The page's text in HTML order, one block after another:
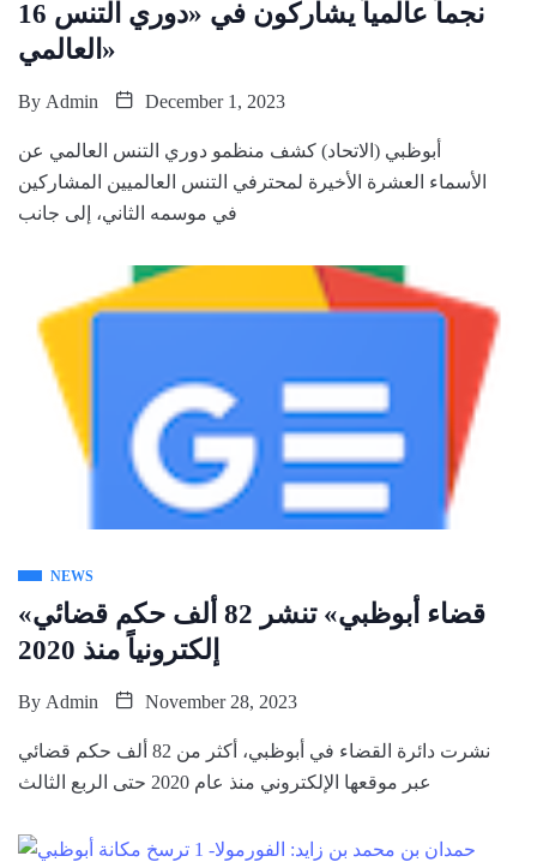
16 نجماً عالمياً يشاركون في «دوري التنس
العالمي»
By Admin December 1, 2023
أبوظبي (الاتحاد) كشف منظمو دوري التنس العالمي عن
الأسماء العشرة الأخيرة لمحترفي التنس العالميين المشاركين
في موسمه الثاني، إلى جانب
NEWS
«قضاء أبوظبي» تنشر 82 ألف حكم قضائي
إلكترونياً منذ 2020
By Admin November 28, 2023
​نشرت دائرة القضاء في أبوظبي، أكثر من 82 ألف حكم قضائي
عبر موقعها الإلكتروني منذ عام 2020 حتى الربع الثالث